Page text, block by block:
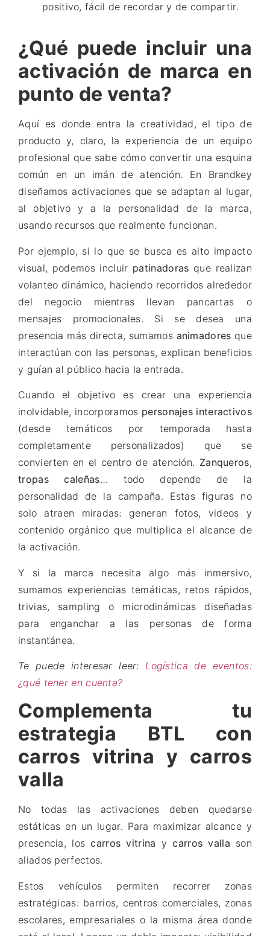
positivo, fácil de recordar y de compartir.
¿Qué puede incluir una
activación de marca en
punto de venta?
Aquí es donde entra la creatividad, el tipo de
producto y, claro, la experiencia de un equipo
profesional que sabe cómo convertir una esquina
común en un imán de atención. En Brandkey
diseñamos activaciones que se adaptan al lugar,
al objetivo y a la personalidad de la marca,
usando recursos que realmente funcionan.
Por ejemplo, si lo que se busca es alto impacto
visual, podemos incluir patinadorasque realizan
volanteo dinámico, haciendo recorridos alrededor
del negocio mientras llevan pancartas o
mensajes promocionales. Si se desea una
presencia más directa, sumamos animadores que
interactúan con las personas, explican beneficios
y guían al público hacia la entrada.
Cuando el objetivo es crear una experiencia
inolvidable, incorporamos personajes interactivos
(desde temáticos por temporada hasta
completamente personalizados) que se
convierten en el centro de atención. Zanqueros,
tropas caleñas… todo depende de la
personalidad de la campaña. Estas figuras no
solo atraen miradas: generan fotos, videos y
contenido orgánico que multiplica el alcance de
la activación.
Y si la marca necesita algo más inmersivo,
sumamos experiencias temáticas, retos rápidos,
trivias, sampling o microdinámicas diseñadas
para enganchar a las personas de forma
instantánea.
Te puede interesar leer: Logística de eventos:
¿qué tener en cuenta?
Complementa tu
estrategia BTL con
carros vitrina y carros
valla
No todas las activaciones deben quedarse
estáticas en un lugar. Para maximizar alcance y
presencia, loscarros vitrina ycarros valla son
aliados perfectos.
Estos vehículos permiten recorrer zonas
estratégicas: barrios, centros comerciales, zonas
escolares, empresariales o la misma área donde